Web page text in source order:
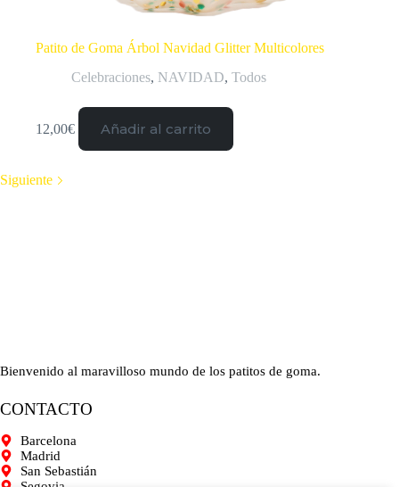
Patito de Goma Árbol Navidad Glitter Multicolores
Celebraciones, NAVIDAD, Todos
12,00€ Añadir al carrito
Siguiente
Bienvenido al maravilloso mundo de los patitos de goma.
CONTACTO
Barcelona
Madrid
San Sebastián